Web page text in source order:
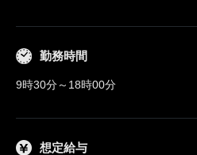
勤務時間
9時30分～18時00分
想定給与